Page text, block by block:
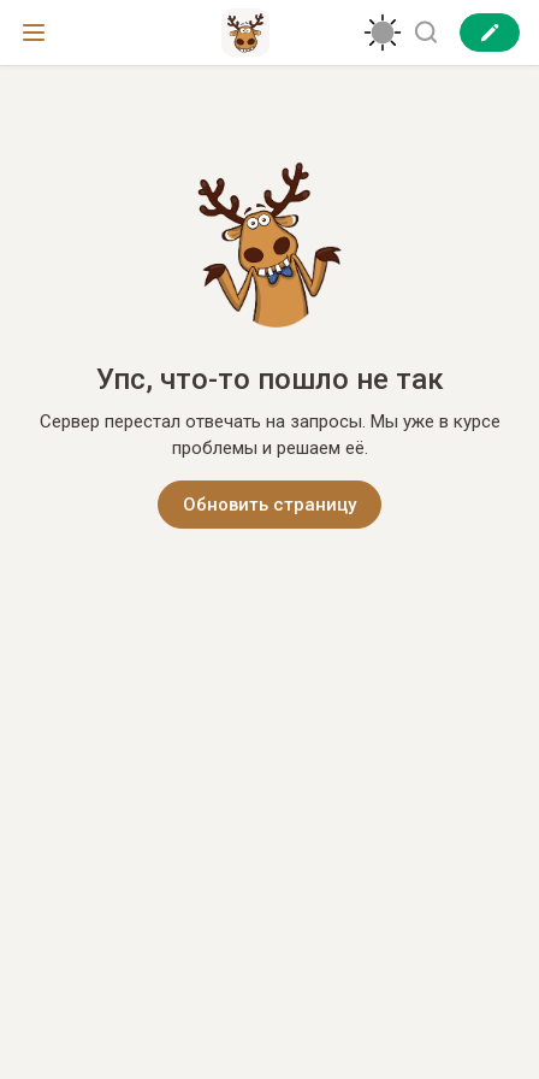
Упс, что-то пошло не так
Сервер перестал отвечать на запросы. Мы уже в курсе
проблемы и решаем её.
Обновить страницу